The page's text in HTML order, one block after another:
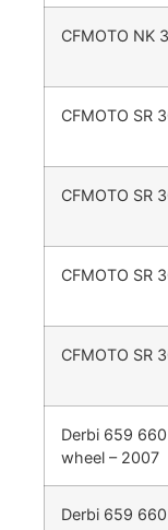
CFMOTO NK
CFMOTO SR
CFMOTO SR
CFMOTO SR
CFMOTO SR
Derbi 659
wheel – 2007
Derbi 659